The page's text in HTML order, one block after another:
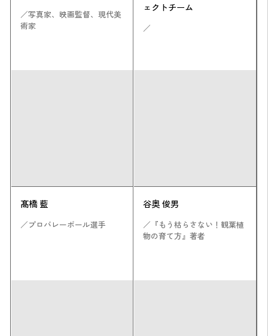
／写真家、映画監督、現代美
術家
ェクトチーム
／
髙橋 藍
／プロバレーボール選手
谷奥 俊男
／『もう枯らさない！観葉植
物の育て方』著者